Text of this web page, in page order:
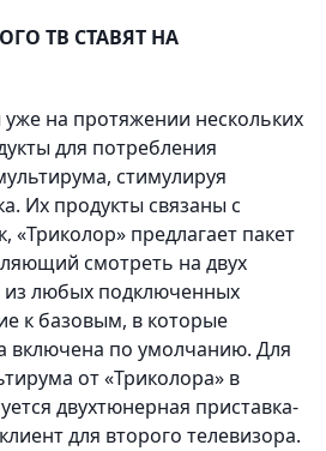
ТВ СТАВЯТ НА
на протяжении нескольких
для потребления
стимулируя
Их продукты связаны с
«Триколор» предлагает пакет
смотреть на двух
из любых подключенных
к базовым, в которые
включена по умолчанию. Для
от «Триколора» в
двухтюнерная приставка-
для второго телевизора.